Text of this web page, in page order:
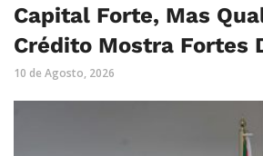
Capital Forte, Mas
Crédito Mostra Fortes
10 de Agosto, 2026